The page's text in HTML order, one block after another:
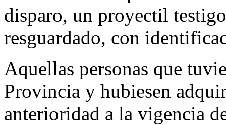
disparo, un proyectil
resguardado, con
Aquellas personas que
Provincia y hubiesen
anterioridad a la vigencia